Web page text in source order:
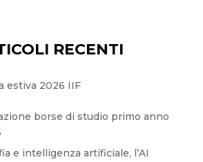
RECENTI
estiva 2026 IIF
borse di studio primo anno
e intelligenza artificiale, l’AI